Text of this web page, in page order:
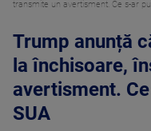
transmite un avertisment. Ce s-ar
Trump anunță
la închisoare,
avertisment.
SUA